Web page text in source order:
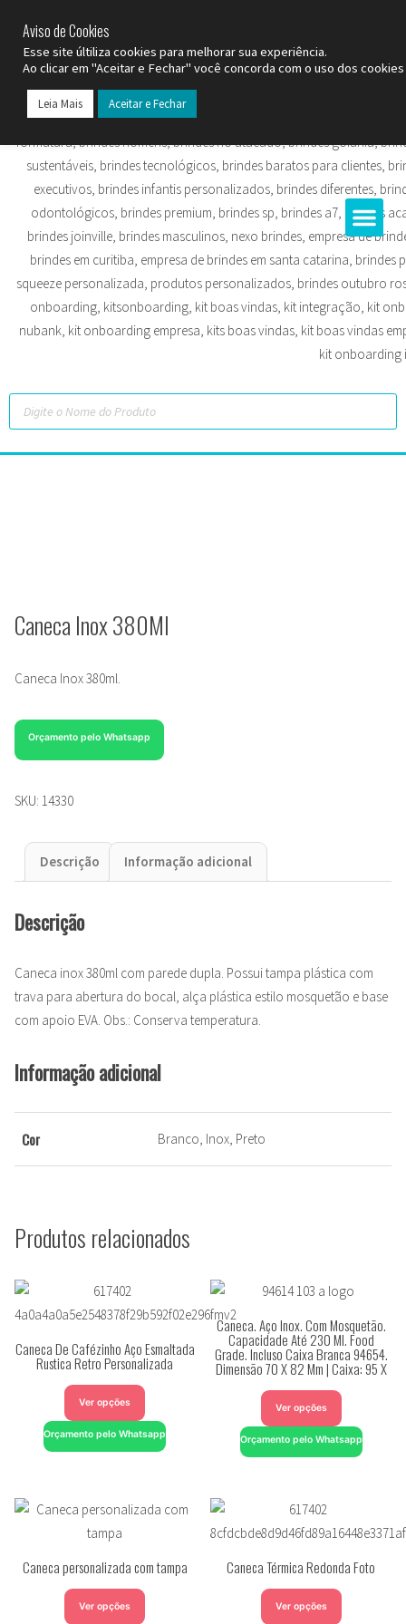
Caneca Inox 380Ml
Caneca Inox 380ml.
Orçamento pelo Whatsapp
SKU: 14330
Descrição Informação adicional
Descrição
Caneca inox 380ml com parede dupla. Possui tampa plástica com
trava para abertura do bocal, alça plástica estilo mosquetão e base
com apoio EVA. Obs.: Conserva temperatura.
Informação adicional
Cor Branco, Inox, Preto
Produtos relacionados
Caneca De Cafézinho Aço Esmaltada
Rustica Retro Personalizada
Ver opções
Orçamento pelo Whatsapp
Caneca. Aço Inox. Com Mosquetão.
Capacidade Até 230 Ml. Food
Grade. Incluso Caixa Branca 94654.
Dimensão 70 X 82 Mm | Caixa: 95 X
Ver opções
Orçamento pelo Whatsapp
Caneca personalizada com tampa
Ver opções
Caneca Térmica Redonda Foto
Ver opções
Aviso de Cookies
Esse site últiliza cookies para melhorar sua experiência.
Ao clicar em "Aceitar e Fechar" você concorda com o uso dos
Leia Mais Aceitar e Fechar